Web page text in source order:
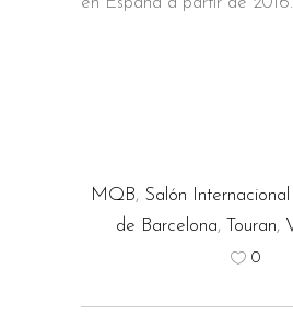
MQB, Salón
de Barcelona, Touran,
0